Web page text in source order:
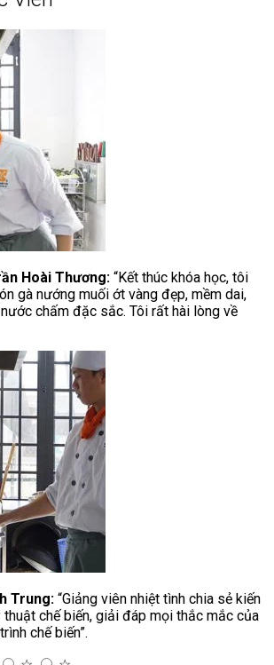
Hoài Thương: “Kết thúc khóa học, tôi
gà nướng muối ớt vàng đẹp, mềm dai,
chấm đặc sắc. Tôi rất hài lòng về
Trung: “Giảng viên nhiệt tình chia sẻ kiến
chế biến, giải đáp mọi thắc mắc của
chế biến”.